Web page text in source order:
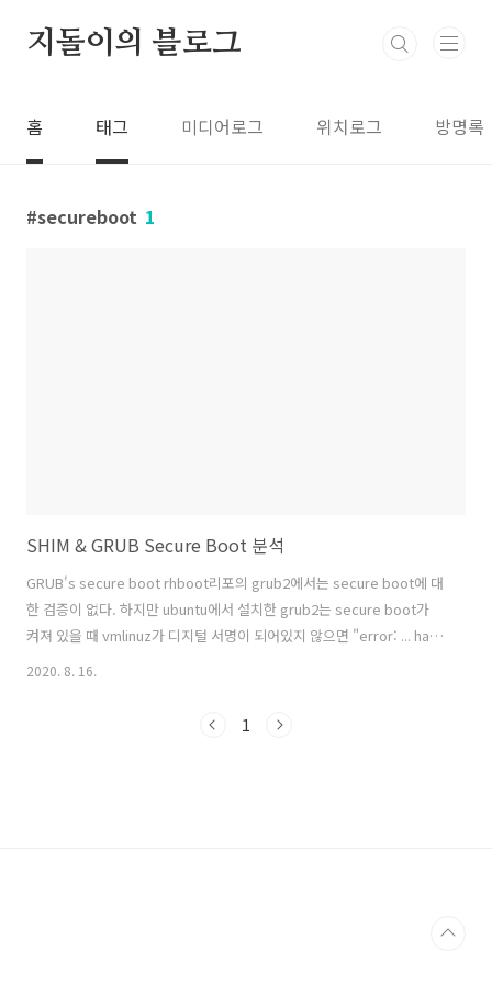
지돌이의 블로그
홈 태그 미디어로그 위치로그 방명록
secureboot 1
SHIM & GRUB Secure Boot 분석
GRUB's secure boot rhboot리포의 grub2에서는 secure boot에 대
한 검증이 없다. 하지만 ubuntu에서 설치한 grub2는 secure boot가
켜져 있을 때 vmlinuz가 디지털 서명이 되어있지 않으면 "error: ... has
invalid signature" 오류가 발생하며 부팅이 중단된다.
ubuntu의 patch들을 적용한 것이다. linux 명령 실행
2020. 8. 16.
1